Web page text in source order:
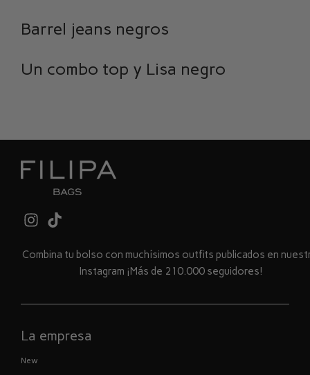
Barrel jeans negros
Un combo top y Lisa negro
Combina tu bolso con muchísimos outfits publicados en
Instagram ¡Más de 210.000 seguidores!
La empresa
New